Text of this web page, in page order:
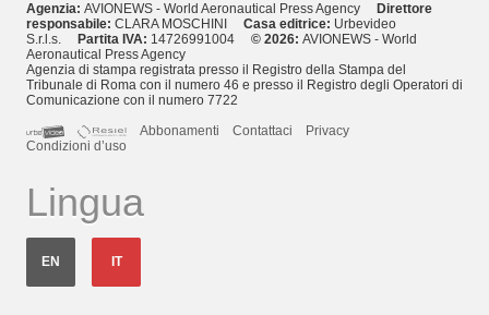
Agenzia: AVIONEWS - World Aeronautical Press Agency
Direttore
responsabile: CLARA MOSCHINI Casa editrice: Urbevideo
S.r.l.s.
Partita IVA: 14726991004 © 2026: AVIONEWS - World
Aeronautical Press Agency
Agenzia di stampa registrata presso il Registro della Stampa del
Tribunale di Roma con il numero 46 e presso il Registro degli Operatori di
Comunicazione con il numero 7722
Abbonamenti
Contattaci
Privacy
Condizioni d’uso
Lingua
EN IT